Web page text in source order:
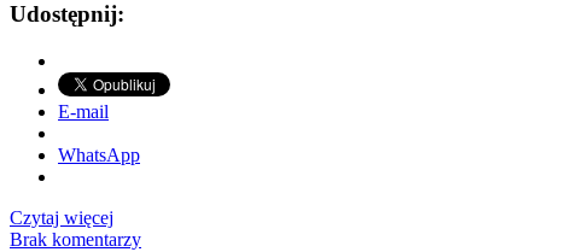
Udostępnij:
E-mail
WhatsApp
Czytaj więcej
Brak komentarzy